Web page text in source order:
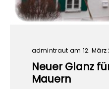
admintraut am 12. März
Neuer Glanz
Mauern